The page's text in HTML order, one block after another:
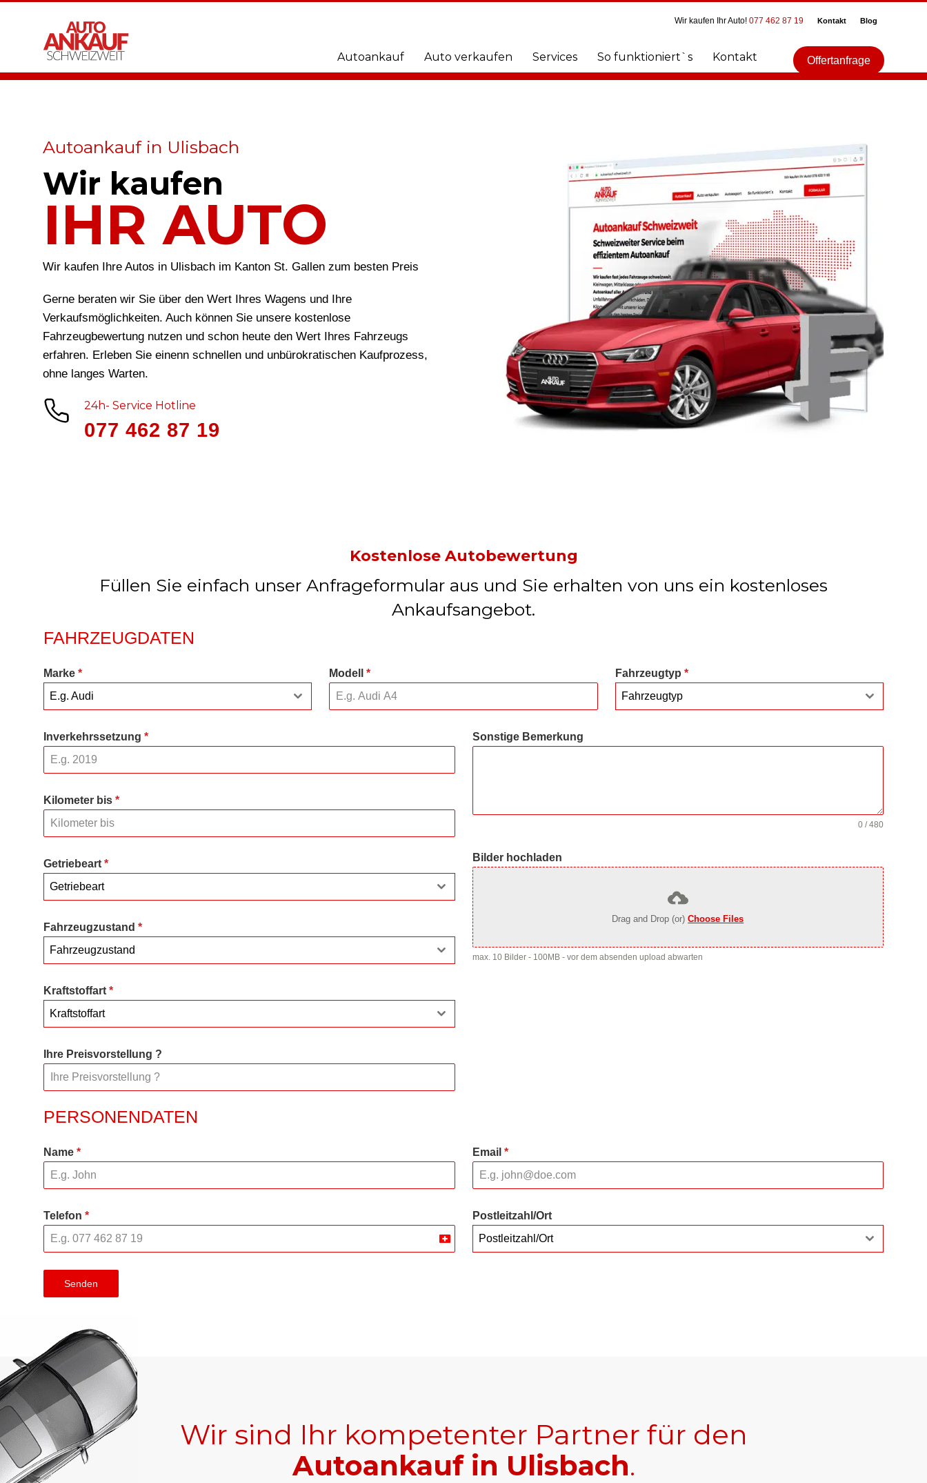
Wir kaufen Ihr Auto! 077 462 87 19 Kontakt Blog
Autoankauf Auto verkaufen Services So funktioniert`s Kontakt Offertanfrage
Autoankauf in Ulisbach
Wir kaufen
IHR AUTO
Wir kaufen Ihre Autos in Ulisbach im Kanton St. Gallen zum besten Preis
Gerne beraten wir Sie über den Wert Ihres Wagens und Ihre
Verkaufsmöglichkeiten. Auch können Sie unsere kostenlose
Fahrzeugbewertung nutzen und schon heute den Wert Ihres Fahrzeugs
erfahren. Erleben Sie einenn schnellen und unbürokratischen Kaufprozess,
ohne langes Warten.
24h- Service Hotline
077 462 87 19
Kostenlose Autobewertung
Füllen Sie einfach unser Anfrageformular aus und Sie erhalten von uns ein kostenloses
Ankaufsangebot.
FAHRZEUGDATEN
Marke *
E.g. Audi
Modell* Fahrzeugtyp *
Fahrzeugtyp
Inverkehrssetzung *
Kilometer bis *
Getriebeart *
Getriebeart
Fahrzeugzustand *
Fahrzeugzustand
Kraftstoffart *
Kraftstoffart
Ihre Preisvorstellung ?
Sonstige Bemerkung
0 / 480
Bilder hochladen
Drag and Drop (or)Choose Files
max. 10 Bilder - 100MB - vor dem absenden upload abwarten
PERSONENDATEN
Name * Email *
Telefon *
Switzerland
Postleitzahl/Ort
Postleitzahl/Ort
Senden
Wir sind Ihr kompetenter Partner für den
Autoankauf in Ulisbach.